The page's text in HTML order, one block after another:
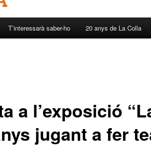
T’interessarà saber-ho 20 anys de La Colla
a l’exposició
jugant a fer